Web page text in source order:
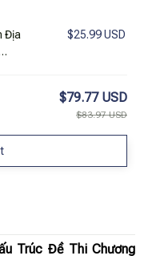
Địa
$25.99 USD
$79.77 USD
$83.97 USD
Trúc Đề Thi Chương